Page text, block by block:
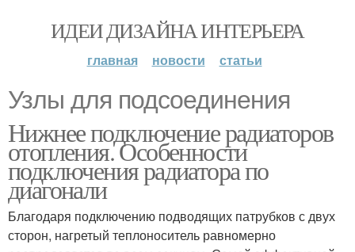
ИДЕИ ДИЗАЙНА ИНТЕРЬЕРА
главная новости статьи
Узлы для подсоединения
Нижнее подключение радиаторов
отопления. Особенности
подключения радиатора по
диагонали
Благодаря подключению подводящих патрубков с двух
сторон, нагретый теплоноситель равномерно